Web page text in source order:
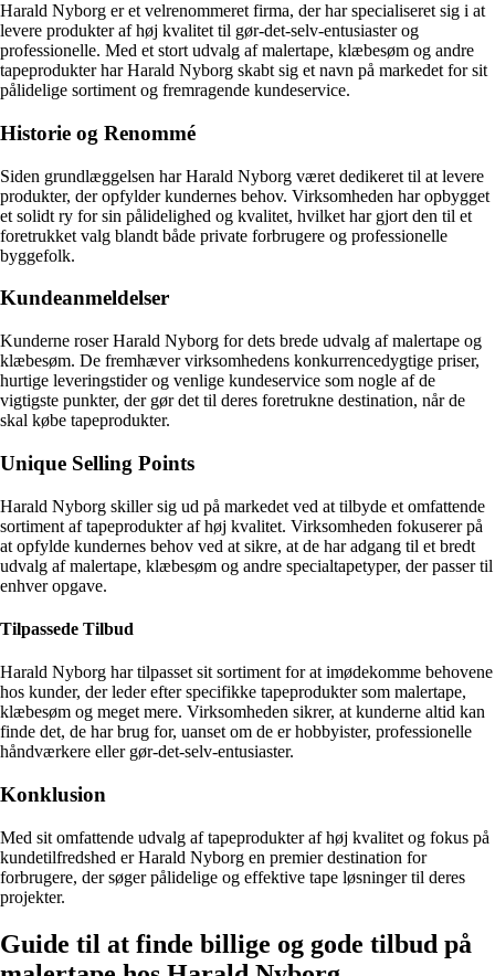
Harald Nyborg er et velrenommeret firma, der har specialiseret sig i at
levere produkter af høj kvalitet til gør-det-selv-entusiaster og
professionelle. Med et stort udvalg af malertape, klæbesøm og andre
tapeprodukter har Harald Nyborg skabt sig et navn på markedet for sit
pålidelige sortiment og fremragende kundeservice.
Historie og Renommé
Siden grundlæggelsen har Harald Nyborg været dedikeret til at levere
produkter, der opfylder kundernes behov. Virksomheden har opbygget
et solidt ry for sin pålidelighed og kvalitet, hvilket har gjort den til et
foretrukket valg blandt både private forbrugere og professionelle
byggefolk.
Kundeanmeldelser
Kunderne roser Harald Nyborg for dets brede udvalg af malertape og
klæbesøm. De fremhæver virksomhedens konkurrencedygtige priser,
hurtige leveringstider og venlige kundeservice som nogle af de
vigtigste punkter, der gør det til deres foretrukne destination, når de
skal købe tapeprodukter.
Unique Selling Points
Harald Nyborg skiller sig ud på markedet ved at tilbyde et omfattende
sortiment af tapeprodukter af høj kvalitet. Virksomheden fokuserer på
at opfylde kundernes behov ved at sikre, at de har adgang til et bredt
udvalg af malertape, klæbesøm og andre specialtapetyper, der passer til
enhver opgave.
Tilpassede Tilbud
Harald Nyborg har tilpasset sit sortiment for at imødekomme behovene
hos kunder, der leder efter specifikke tapeprodukter som malertape,
klæbesøm og meget mere. Virksomheden sikrer, at kunderne altid kan
finde det, de har brug for, uanset om de er hobbyister, professionelle
håndværkere eller gør-det-selv-entusiaster.
Konklusion
Med sit omfattende udvalg af tapeprodukter af høj kvalitet og fokus på
kundetilfredshed er Harald Nyborg en premier destination for
forbrugere, der søger pålidelige og effektive tape løsninger til deres
projekter.
Guide til at finde billige og gode tilbud på